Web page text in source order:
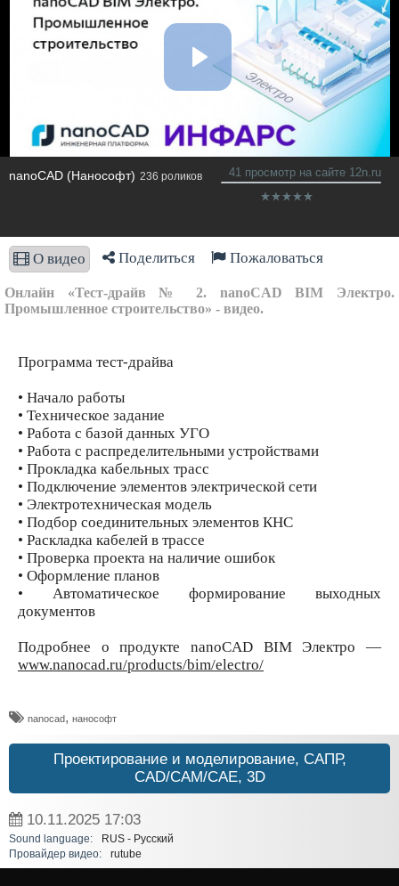
nanoCAD (Нанософт) 236 роликов 41 просмотр на сайте 12n.ru
О видео Поделиться Пожаловаться
Онлайн «Тест-драйв № 2. nanoCAD BIM Электро.
Промышленное строительство» - видео.
Программа тест-драйва
• Начало работы
• Техническое задание
• Работа с базой данных УГО
• Работа с распределительными устройствами
• Прокладка кабельных трасс
• Подключение элементов электрической сети
• Электротехническая модель
• Подбор соединительных элементов КНС
• Раскладка кабелей в трассе
• Проверка проекта на наличие ошибок
• Оформление планов
• Автоматическое формирование выходных
документов
Подробнее о продукте nanoCAD BIM Электро —
www.nanocad.ru/products/bim/electro/
nanocad, нанософт
Проектирование и моделирование, САПР,
CAD/CAM/CAE, 3D
10.11.2025 17:03
Sound language:
RUS - Русский
Провайдер видео:
rutube